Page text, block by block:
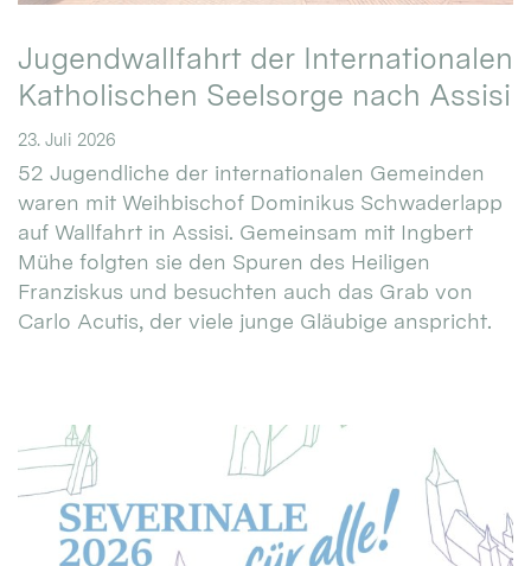
Jugendwallfahrt der Internationalen
Katholischen Seelsorge nach Assisi
23. Juli 2026
52 Jugendliche der internationalen Gemeinden
waren mit Weihbischof Dominikus Schwaderlapp
auf Wallfahrt in Assisi. Gemeinsam mit Ingbert
Mühe folgten sie den Spuren des Heiligen
Franziskus und besuchten auch das Grab von
Carlo Acutis, der viele junge Gläubige anspricht.